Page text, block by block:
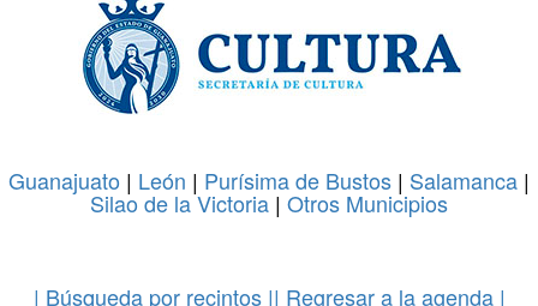
Guanajuato | León | Purísima de Bustos | Salamanca |
Silao de la Victoria | Otros Municipios
| Búsqueda por recintos || Regresar a la agenda |